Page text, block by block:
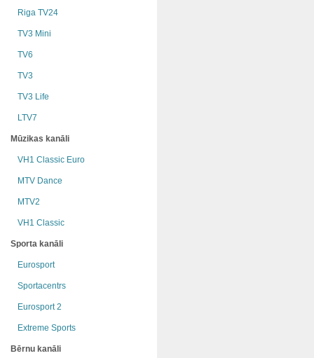
Riga TV24
TV3 Mini
TV6
TV3
TV3 Life
LTV7
Mūzikas kanāli
VH1 Classic Euro
MTV Dance
MTV2
VH1 Classic
Sporta kanāli
Eurosport
Sportacentrs
Eurosport 2
Extreme Sports
Bērnu kanāli